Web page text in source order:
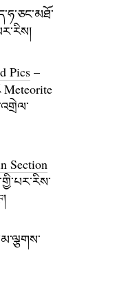
Pics –
Meteorite
Section